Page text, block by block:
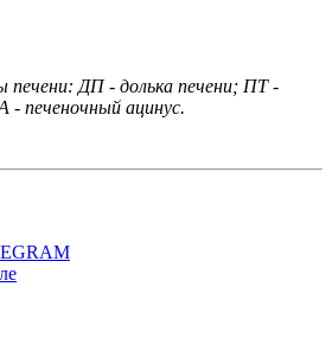
печени: ДП - долька печени; ПТ -
печеночный ацинус.